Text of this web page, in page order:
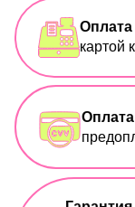
картой